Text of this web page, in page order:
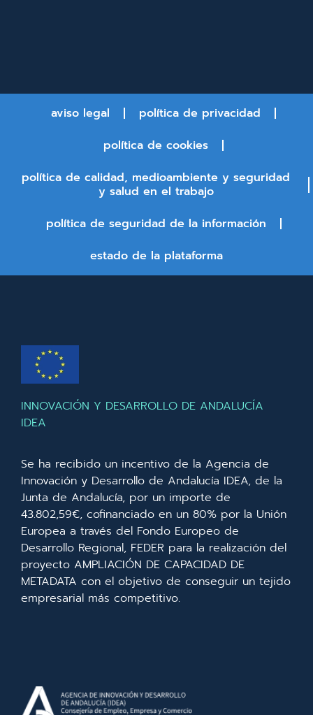
aviso legal
política de privacidad
política de cookies
política de calidad, medioambiente y seguridad
y salud en el trabajo
política de seguridad de la información
estado de la plataforma
INNOVACIÓN Y DESARROLLO DE ANDALUCÍA
IDEA
Se ha recibido un incentivo de la Agencia de
Innovación y Desarrollo de Andalucía IDEA, de la
Junta de Andalucía, por un importe de
43.802,59€, cofinanciado en un 80% por la Unión
Europea a través del Fondo Europeo de
Desarrollo Regional, FEDER para la realización del
proyecto AMPLIACIÓN DE CAPACIDAD DE
METADATA con el objetivo de conseguir un tejido
empresarial más competitivo.